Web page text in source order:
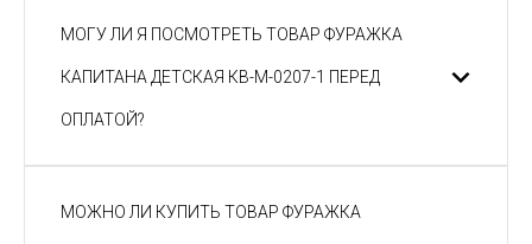
МОГУ ЛИ Я ПОСМОТРЕТЬ ТОВАР ФУРАЖКА
КАПИТАНА ДЕТСКАЯ КВ-М-0207-1 ПЕРЕД
ОПЛАТОЙ?
МОЖНО ЛИ КУПИТЬ ТОВАР ФУРАЖКА